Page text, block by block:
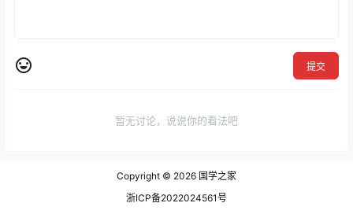
提交
暂无讨论，说说你的看法吧
Copyright © 2026 国学之家
浙ICP备2022024561号